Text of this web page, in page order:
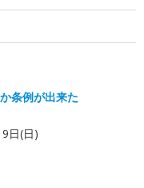
条例が出来た
日(日)